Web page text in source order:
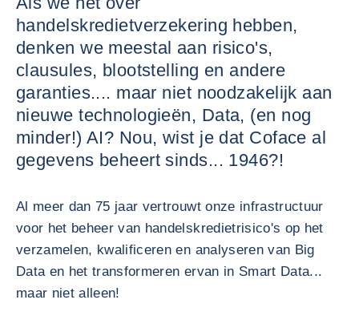
handelskredietverzekering hebben,
denken we meestal aan risico's,
clausules, blootstelling en andere
garanties.... maar niet noodzakelijk aan
nieuwe technologieën, Data, (en nog
minder!) AI? Nou, wist je dat Coface al
gegevens beheert sinds... 1946?!
Al meer dan 75 jaar vertrouwt onze infrastructuur
voor het beheer van handelskredietrisico's op het
verzamelen, kwalificeren en analyseren van Big
Data en het transformeren ervan in Smart Data...
maar niet alleen!